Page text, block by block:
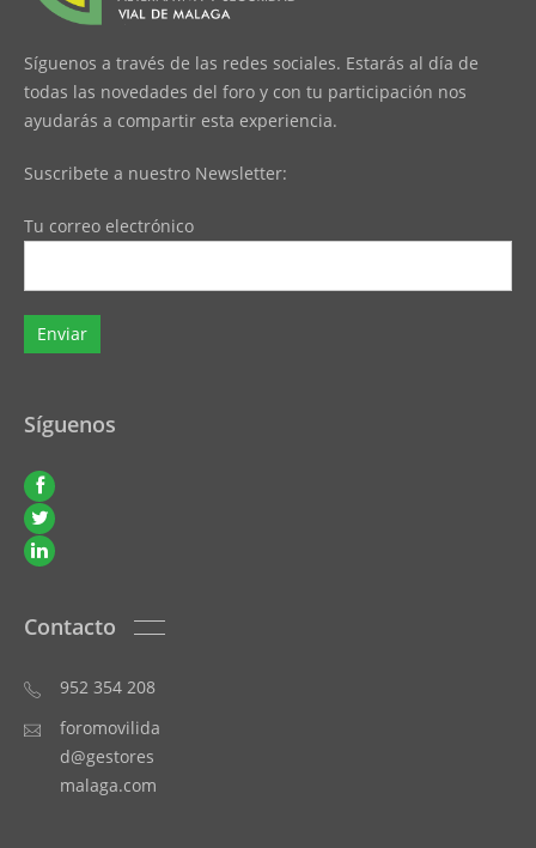
Síguenos a través de las redes sociales. Estarás al día de
todas las novedades del foro y con tu participación nos
ayudarás a compartir esta experiencia.
Suscribete a nuestro Newsletter:
Tu correo electrónico
Síguenos
Contacto
952 354 208
foromovilida
d@gestores
malaga.com